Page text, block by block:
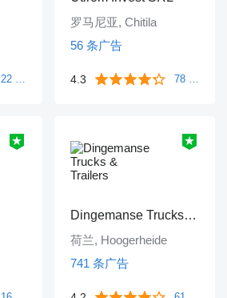
罗马尼亚, Chitila
56 条广告
4.3
Dingemanse Trucks & Trailers
荷兰, Hoogerheide
741 条广告